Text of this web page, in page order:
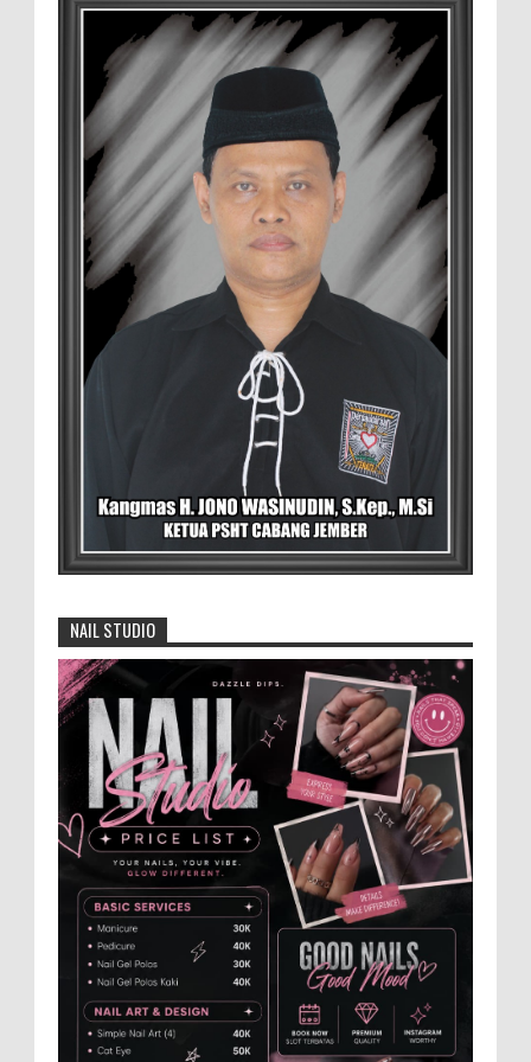
Manajemen Budidaya dan Tata Kelola
Pasar
Setelah Pelatihan Diwilayah Ambulu Foto Bersama
MEMOPOS.co.id, Jember - Trend pertanian urban saat ini
menjadi pilihan generasi muda untuk ...
Sambut penilaian Akreditasi
RSD.dr.Soebandi Bagikan Sembako Kepada
Warga Sekitar
Suasana ceriah terlihat di raut keluarga
besar RSD.dr.Soebandi Jember saat melakukan kegiatan
rutin senam pagi, setelah senam dilanjutkan pe...
Pemilik Lahan Safi'i Dilaporkan Pencurian
dan Pengrusakan
Didampingi Kuasa Hukum Safi'i Datangi
Polres Jember MEMOPOS.vo.id, Jember -
Safi'i (76) warga Kreyongan, Kelurahan Patrang,
Digelontor Bantuan CSR Jumbo dan Bibit
Ternak Gratis ‎
‎BLORA – Wakil Bupati Blora Hj. Sri
Setyorini menghadiri Rapat Anggota Tahunan (RAT)
Kelompok Tani Hutan (KTH) Masjid Baitur Mulyo yang
dig...
Anggota Karang Taruna Urunan Demi
Nobar Indonesia Lawan Vietnam
Pertandingan sepakbola antara Tim
Indonesia dan Vietnam tidak dilewatkan
begitu saha oleh penggemar bola, termasuk karang
taruna bahkan mere...
Santri Milenial Siap Sukseskan Program
PTSL
NAIL STUDIO